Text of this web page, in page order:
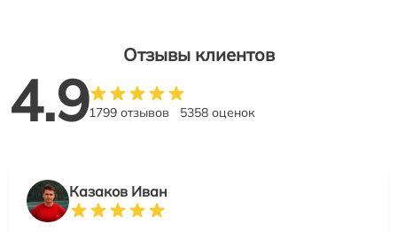
Отзывы клиентов
4.91799 отзывов 5358 оценок
Казаков Иван